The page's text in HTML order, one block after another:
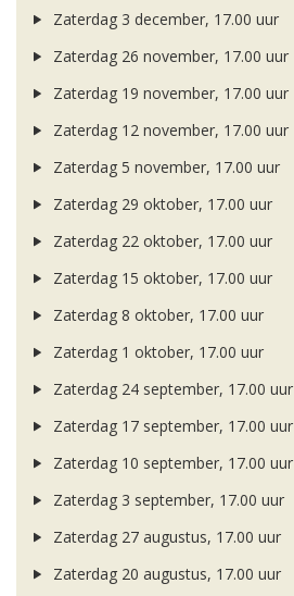
Zaterdag 3 december, 17.00 uur
Zaterdag 26 november, 17.00 uur
Zaterdag 19 november, 17.00 uur
Zaterdag 12 november, 17.00 uur
Zaterdag 5 november, 17.00 uur
Zaterdag 29 oktober, 17.00 uur
Zaterdag 22 oktober, 17.00 uur
Zaterdag 15 oktober, 17.00 uur
Zaterdag 8 oktober, 17.00 uur
Zaterdag 1 oktober, 17.00 uur
Zaterdag 24 september, 17.00 uur
Zaterdag 17 september, 17.00 uur
Zaterdag 10 september, 17.00 uur
Zaterdag 3 september, 17.00 uur
Zaterdag 27 augustus, 17.00 uur
Zaterdag 20 augustus, 17.00 uur